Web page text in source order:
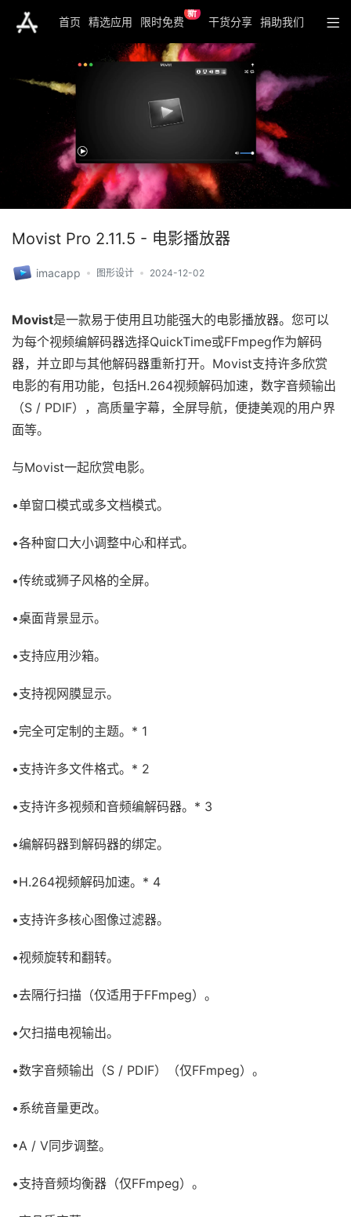
首页 精选应用 限时免费
新
干货分享 捐助我们
Movist Pro 2.11.5 - 电影播放器
imacapp 图形设计 2024-12-02
Movist是一款易于使用且功能强大的电影播放器​​。您可以
为每个视频编解码器选择QuickTime或FFmpeg作为解码
器，并立即与其他解码器重新打开。Movist支持许多欣赏
电影的有用功能，包括H.264视频解码加速，数字音频输出
（S / PDIF），高质量字幕，全屏导航，便捷美观的用户界
面等。
与Movist一起欣赏电影。
•单窗口模式或多文档模式。
•各种窗口大小调整中心和样式。
•传统或狮子风格的全屏。
•桌面背景显示。
•支持应用沙箱。
•支持视网膜显示。
•完全可定制的主题。* 1
•支持许多文件格式。* 2
•支持许多视频和音频编解码器。* 3
•编解码器到解码器的绑定。
•H.264视频解码加速。* 4
•支持许多核心图像过滤器。
•视频旋转和翻转。
•去隔行扫描（仅适用于FFmpeg）。
•欠扫描电视输出。
•数字音频输出（S / PDIF）（仅FFmpeg）。
•系统音量更改。
•A / V同步调整。
•支持音频均衡器（仅FFmpeg）。